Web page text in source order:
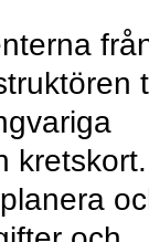
kretskort.